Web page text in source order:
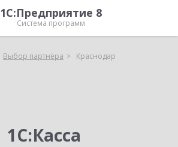
1С:Предприятие 8
Система программ
Выбор партнёра Краснодар
1С:Касса